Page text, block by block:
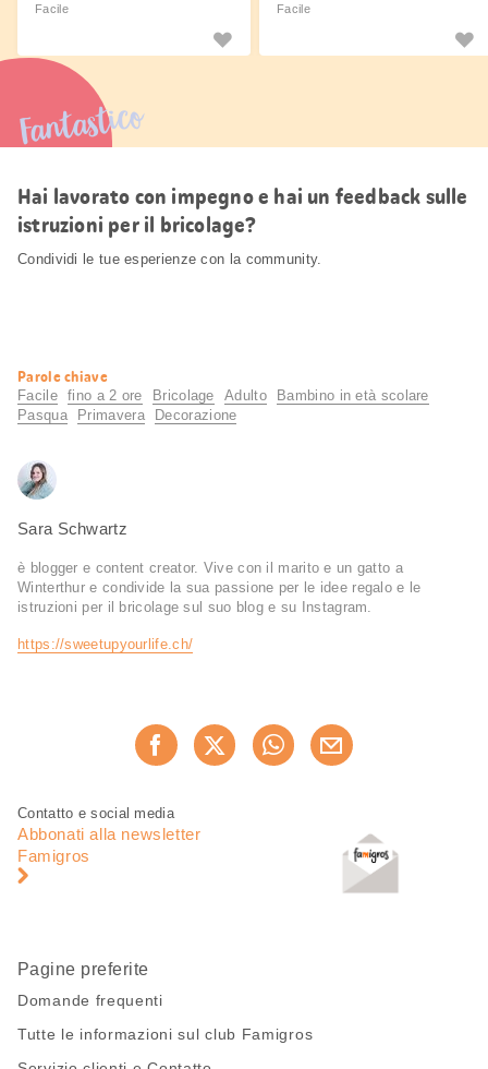
Facile
Facile
Fantastico
Hai lavorato con impegno e hai un feedback sulle
istruzioni per il bricolage?
Condividi le tue esperienze con la community.
Informazioni
utili
Parole chiave
Facile fino a 2 ore Bricolage Adulto
Bambino in età scolare
Pasqua
Primavera Decorazione
Sara Schwartz
è blogger e content creator. Vive con il marito e un gatto a
Winterthur e condivide la sua passione per le idee regalo e le
istruzioni per il bricolage sul suo blog e su Instagram.
https://sweetupyourlife.ch/
Consiglia ora
Piè
pagina
Navigazione
pagina
Contatto e social media
Abbonati alla newsletter
Famigros
Pagine preferite
Domande frequenti
Tutte le informazioni sul club Famigros